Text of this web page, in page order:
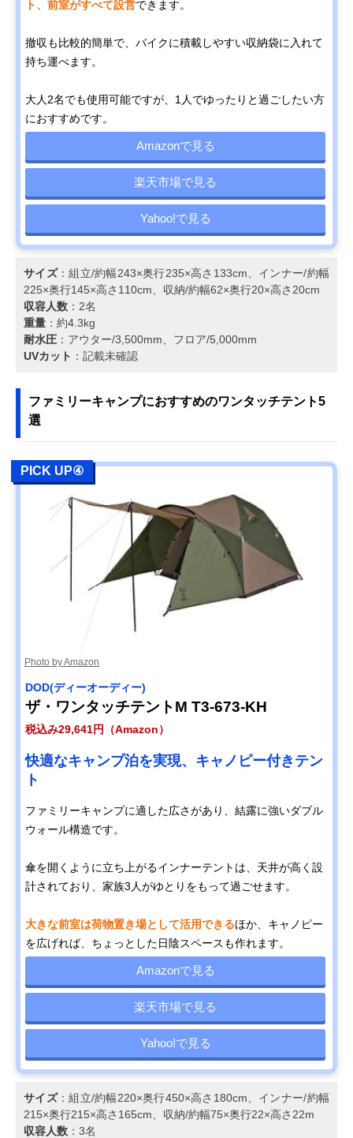
ト、前室がすべて設営できます。
撤収も比較的簡単で、バイクに積載しやすい収納袋に入れて
持ち運べます。
大人2名でも使用可能ですが、1人でゆったりと過ごしたい方
におすすめです。
Amazonで見る
楽天市場で見る
Yahoo!で見る
サイズ：組立/約幅243×奥行235×高さ133cm、インナー/約幅
225×奥行145×高さ110cm、収納/約幅62×奥行20×高さ20cm
収容人数 ：2名
重量 ：約4.3kg
耐水圧 ：アウター/3,500mm、フロア/5,000mm
UVカット ：記載未確認
ファミリーキャンプにおすすめのワンタッチテント5
選
PICK UP④
Photo by Amazon
DOD(ディーオーディー)
ザ・ワンタッチテントM T3-673-KH
税込み29,641円（Amazon）
快適なキャンプ泊を実現、キャノピー付きテン
ト
ファミリーキャンプに適した広さがあり、結露に強いダブル
ウォール構造です。
傘を開くように立ち上がるインナーテントは、天井が高く設
計されており、家族3人がゆとりをもって過ごせます。
大きな前室は荷物置き場として活用できるほか、キャノピー
を広げれば、ちょっとした日陰スペースも作れます。
Amazonで見る
楽天市場で見る
Yahoo!で見る
サイズ：組立/約幅220×奥行450×高さ180cm、インナー/約幅
215×奥行215×高さ165cm、収納/約幅75×奥行22×高さ22m
収容人数 ：3名